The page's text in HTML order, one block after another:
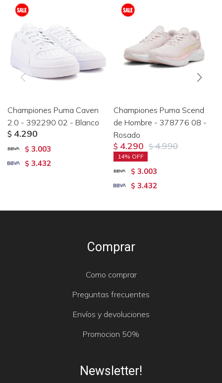
Championes Puma Caven
2.0 - 392290 02 - Blanco
$ 4.290
$ 3.003
$ 3.432
Championes Puma Scend
de Hombre - 378776 08 -
Rosado
$ 4.290 $ 4.990
14
$ 3.003
$ 3.432
Comprar
Como comprar
Preguntas frecuentes
Envíos y devoluciones
Promocion 50%
Newsletter!